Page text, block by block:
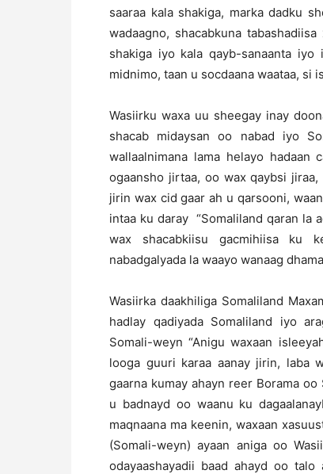
saaraa kala shakiga, marka dadku
wadaagno, shacabkuna
shakiga iyo kala qayb-sanaanta iyo
midnimo, taan u socdaana waataa, si
Wasiirku waxa uu sheegay inay
shacab midaysan oo nabad iyo
wallaalnimana lama helayo
ogaansho jirtaa, oo wax qaybsi
jirin wax cid gaar ah u qarsooni,
intaa ku daray “Somaliland qaran la
wax shacabkiisu gacmihiisa ku
nabadgalyada la waayo wanaag
Wasiirka daakhiliga Somaliland
hadlay qadiyada Somaliland iyo
Somali-weyn “Anigu waxaan
looga guuri karaa aanay jirin, laba
gaarna kumay ahayn reer Borama
u badnayd oo waanu ku
maqnaana ma keenin, waxaan
(Somali-weyn) ayaan aniga oo
odayaashayadii baad ahayd oo